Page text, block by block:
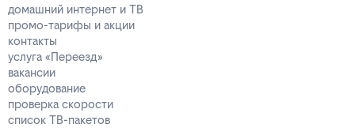
домашний интернет и ТВ
промо-тарифы и акции
контакты
услуга «Переезд»
вакансии
оборудование
проверка скорости
список ТВ-пакетов